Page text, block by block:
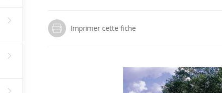
Imprimer cette fiche